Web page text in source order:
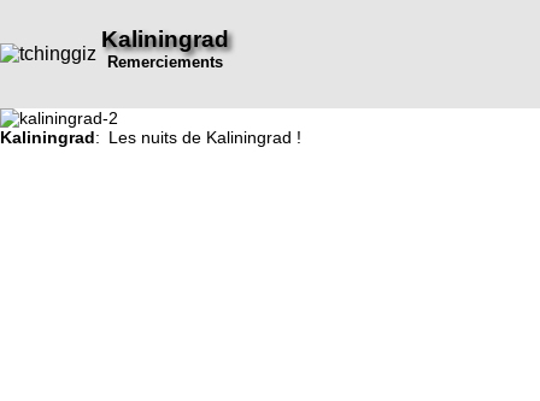
Kaliningrad
Remerciements
Kaliningrad: Les nuits de Kaliningrad !